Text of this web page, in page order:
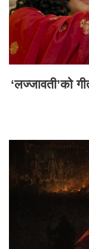
‘लज्जावती’को